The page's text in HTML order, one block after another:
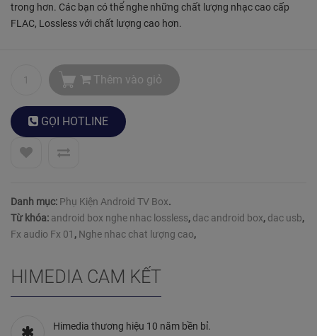
trong hơn. Các bạn có thể nghe những chất lượng nhạc cao cấp
FLAC, Lossless với chất lượng cao hơn.
Thêm vào giỏ
GỌI HOTLINE
Danh mục: Phụ Kiện Android TV Box.
Từ khóa: android box nghe nhac lossless, dac android box, dac usb,
Fx audio Fx 01 , Nghe nhac chat lượng cao,
HIMEDIA CAM KẾT
Himedia thương hiệu 10 năm bền bỉ.